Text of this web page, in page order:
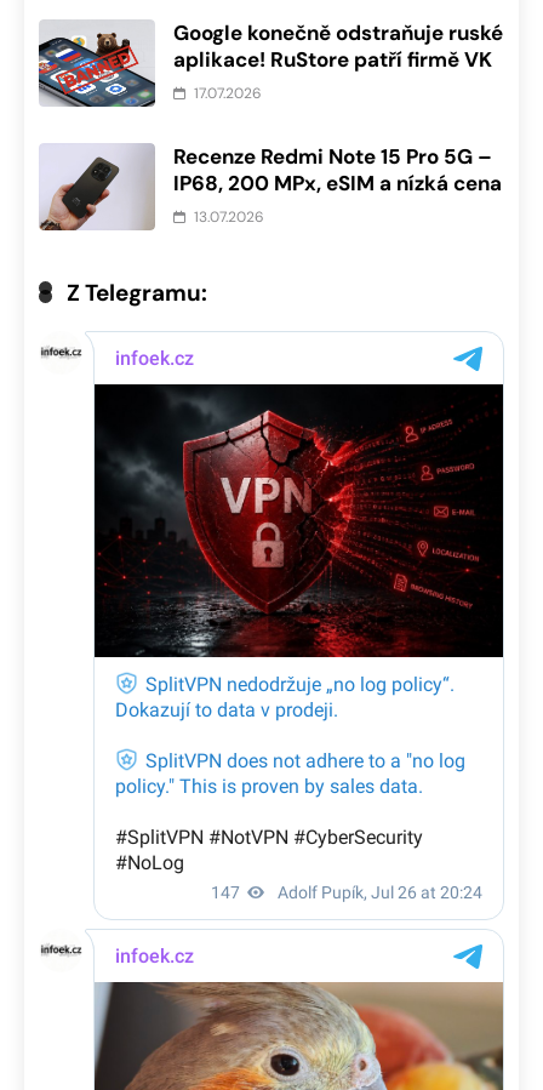
Google konečně odstraňuje ruské
aplikace! RuStore patří firmě VK
17.07.2026
Recenze Redmi Note 15 Pro 5G –
IP68, 200 MPx, eSIM a nízká cena
13.07.2026
Z Telegramu: